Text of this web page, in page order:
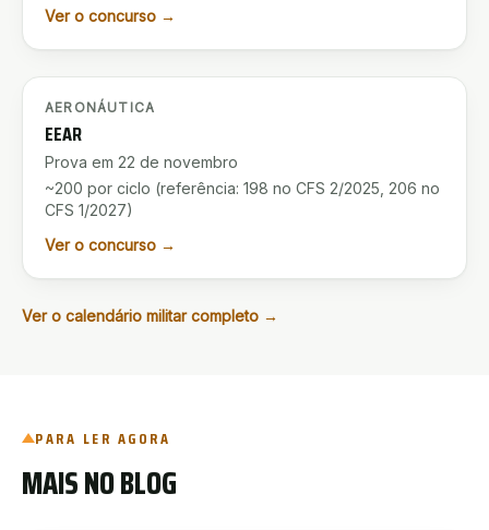
Ver o concurso →
INSCRIÇÕES ABERTAS
AERONÁUTICA
EEAR
Prova em 22 de novembro
~200 por ciclo (referência: 198 no CFS 2/2025, 206 no
CFS 1/2027)
Ver o concurso →
Ver o calendário militar completo →
PARA LER AGORA
MAIS NO BLOG